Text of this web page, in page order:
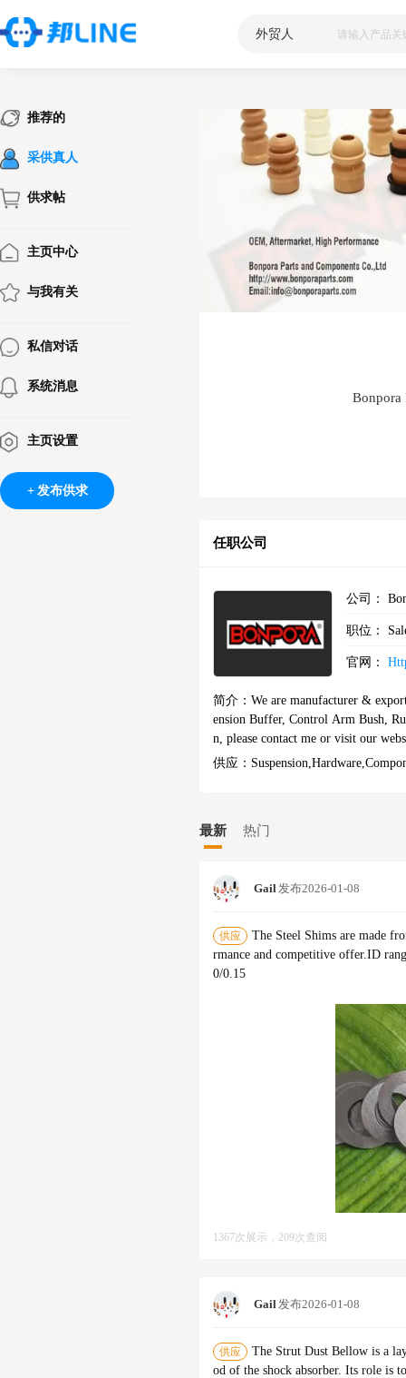
外贸人
推荐的
采供真人
供求帖
主页中心
与我有关
私信对话
系统消息
主页设置
发布供求
Bonpora
任职公司
公司：
职位：
官网：
简介： We are manufacturer &
ension Buffer, Control Arm Bush,
n, please contact me or visit our
供应：
最新 热门
Gail发布2026-01-08
供应
The Steel Shims are made
rmance and competitive offer.ID
0/0.15
1367次展示，209次查阅
Gail发布2026-01-08
供应
The Strut Dust Bellow is a layer of bellows with telescopic capacity that is placed outside the piston r
od of the shock absorber. Its role is